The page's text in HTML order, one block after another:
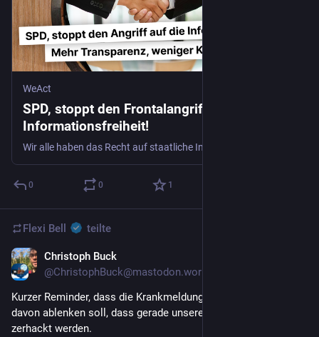
WeAct
SPD, stoppt den Frontalangriff auf die
Informationsfreiheit!
0 0 1
Flexi Bell teilte
Christoph Buck
@ChristophBuck@mastodon.world
Kurzer Reminder, dass die Krankmeldungsscheiße uns nur
davon ablenken soll, dass gerade unsere Rechte massiv
zerhackt werden.